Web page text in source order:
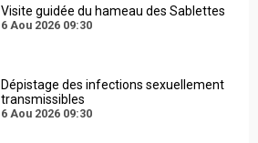
Visite guidée du hameau des Sablettes
6 Aou 2026 09:30
Dépistage des infections sexuellement
transmissibles
6 Aou 2026 09:30